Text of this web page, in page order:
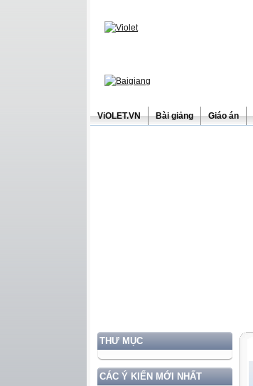
ViOLET.VN Bài giảng Giáo án
THƯ MỤC
CÁC Ý KIẾN MỚI NHẤT